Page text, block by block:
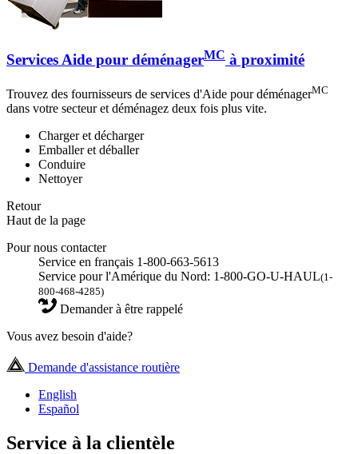
Services Aide pour déménagerMC à proximité
Trouvez des fournisseurs de services d'Aide pour déménagerMC
dans votre secteur et déménagez deux fois plus vite.
Charger et décharger
Emballer et déballer
Conduire
Nettoyer
Retour
Haut de la page
Pour nous contacter
Service en français 1-800-663-5613
Service pour l'Amérique du Nord: 1-800-GO-U-HAUL(1-
800-468-4285)
Demander à être rappelé
Vous avez besoin d'aide?
Demande d'assistance routière
English
Español
Service à la clientèle